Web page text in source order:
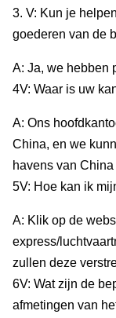
3. V: Kun je
goederen van de
A: Ja, we hebben
4V: Waar is uw
A: Ons
China, en we
havens van
5V: Hoe kan ik
A: Klik op de
express/
zullen deze
6V: Wat zijn de
afmetingen van